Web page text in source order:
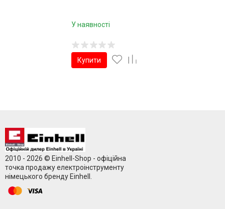
У наявності
Купити
2010 - 2026 © Einhell-Shop - офіційна
точка продажу електроінструменту
німецького бренду Einhell.